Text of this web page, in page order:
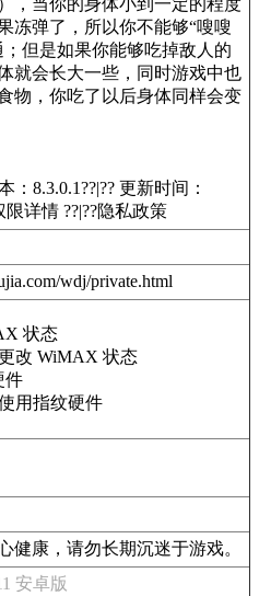
，当你的身体小到一定的程度
冻弹了，所以你不能够“嗖嗖
但是如果你能够吃掉敌人的
就会长大一些，同时游戏中也
物，你吃了以后身体同样会变
：8.3.0.1??|?? 更新时间：
限详情 ??|??隐私政策
wdj/private.html
状态
改 WiMAX 状态
件
用指纹硬件
健康，请勿长期沉迷于游戏。
安卓版